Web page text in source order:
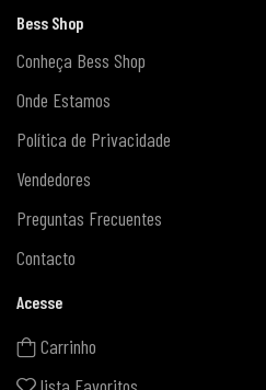
Bess Shop
Conheça Bess Shop
Onde Estamos
Política de Privacidade
Vendedores
Preguntas Frecuentes
Contacto
Acesse
Carrinho